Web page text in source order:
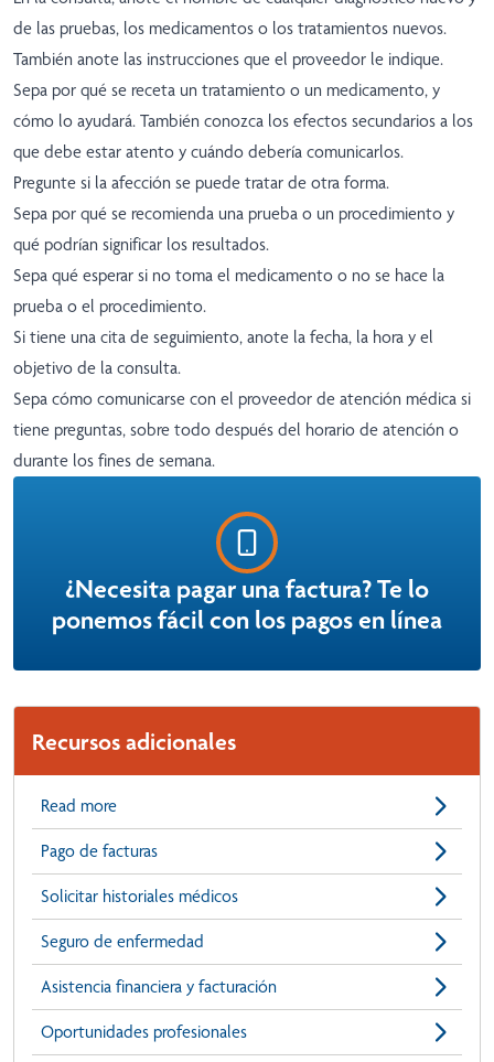
de las pruebas, los medicamentos o los tratamientos nuevos.
También anote las instrucciones que el proveedor le indique.
Sepa por qué se receta un tratamiento o un medicamento, y
cómo lo ayudará. También conozca los efectos secundarios a los
que debe estar atento y cuándo debería comunicarlos.
Pregunte si la afección se puede tratar de otra forma.
Sepa por qué se recomienda una prueba o un procedimiento y
qué podrían significar los resultados.
Sepa qué esperar si no toma el medicamento o no se hace la
prueba o el procedimiento.
Si tiene una cita de seguimiento, anote la fecha, la hora y el
objetivo de la consulta.
Sepa cómo comunicarse con el proveedor de atención médica si
tiene preguntas, sobre todo después del horario de atención o
durante los fines de semana.
¿Necesita pagar una factura? Te lo
ponemos fácil con los pagos en línea
Recursos adicionales
Read more
Pago de facturas
Solicitar historiales médicos
Seguro de enfermedad
Asistencia financiera y facturación
Oportunidades profesionales